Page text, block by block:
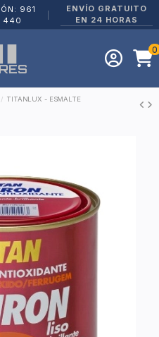
961
440
ENVÍO GRATUITO
EN 24 HORAS
0
TITANLUX - ESMALTE